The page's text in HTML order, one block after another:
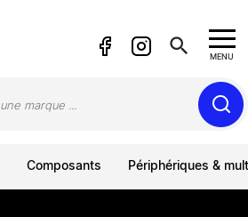
search MENU
Composants Périphériques &